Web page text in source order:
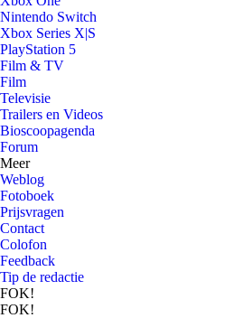
Nintendo Switch
Xbox Series X|S
PlayStation 5
Film & TV
Film
Televisie
Trailers en Videos
Bioscoopagenda
Forum
Meer
Weblog
Fotoboek
Prijsvragen
Contact
Colofon
Feedback
Tip de redactie
FOK!
FOK!